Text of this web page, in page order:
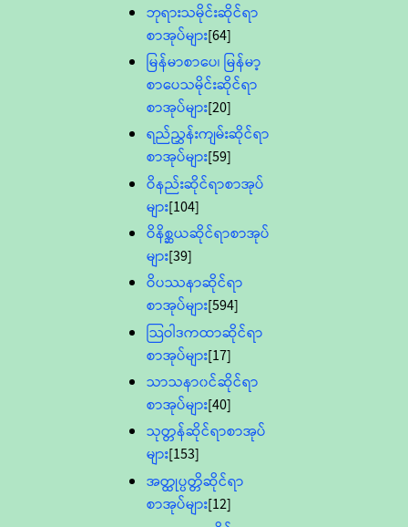
ဘုရားသမိုင်းဆိုင်ရာ
စာအုပ်များ[64]
မြန်မာစာပေ၊ မြန်မာ့
စာပေသမိုင်းဆိုင်ရာ
စာအုပ်များ[20]
ရည်ညွှန်းကျမ်းဆိုင်ရာ
စာအုပ်များ[59]
ဝိနည်းဆိုင်ရာစာအုပ်
များ[104]
ဝိနိစ္ဆယဆိုင်ရာစာအုပ်
များ[39]
ဝိပဿနာဆိုင်ရာ
စာအုပ်များ[594]
သြဝါဒကထာဆိုင်ရာ
စာအုပ်များ[17]
သာသနာ၀င်ဆိုင်ရာ
စာအုပ်များ[40]
သုတ္တန်ဆိုင်ရာစာအုပ်
များ[153]
အတ္ထုပ္ပတ္တိဆိုင်ရာ
စာအုပ်များ[12]